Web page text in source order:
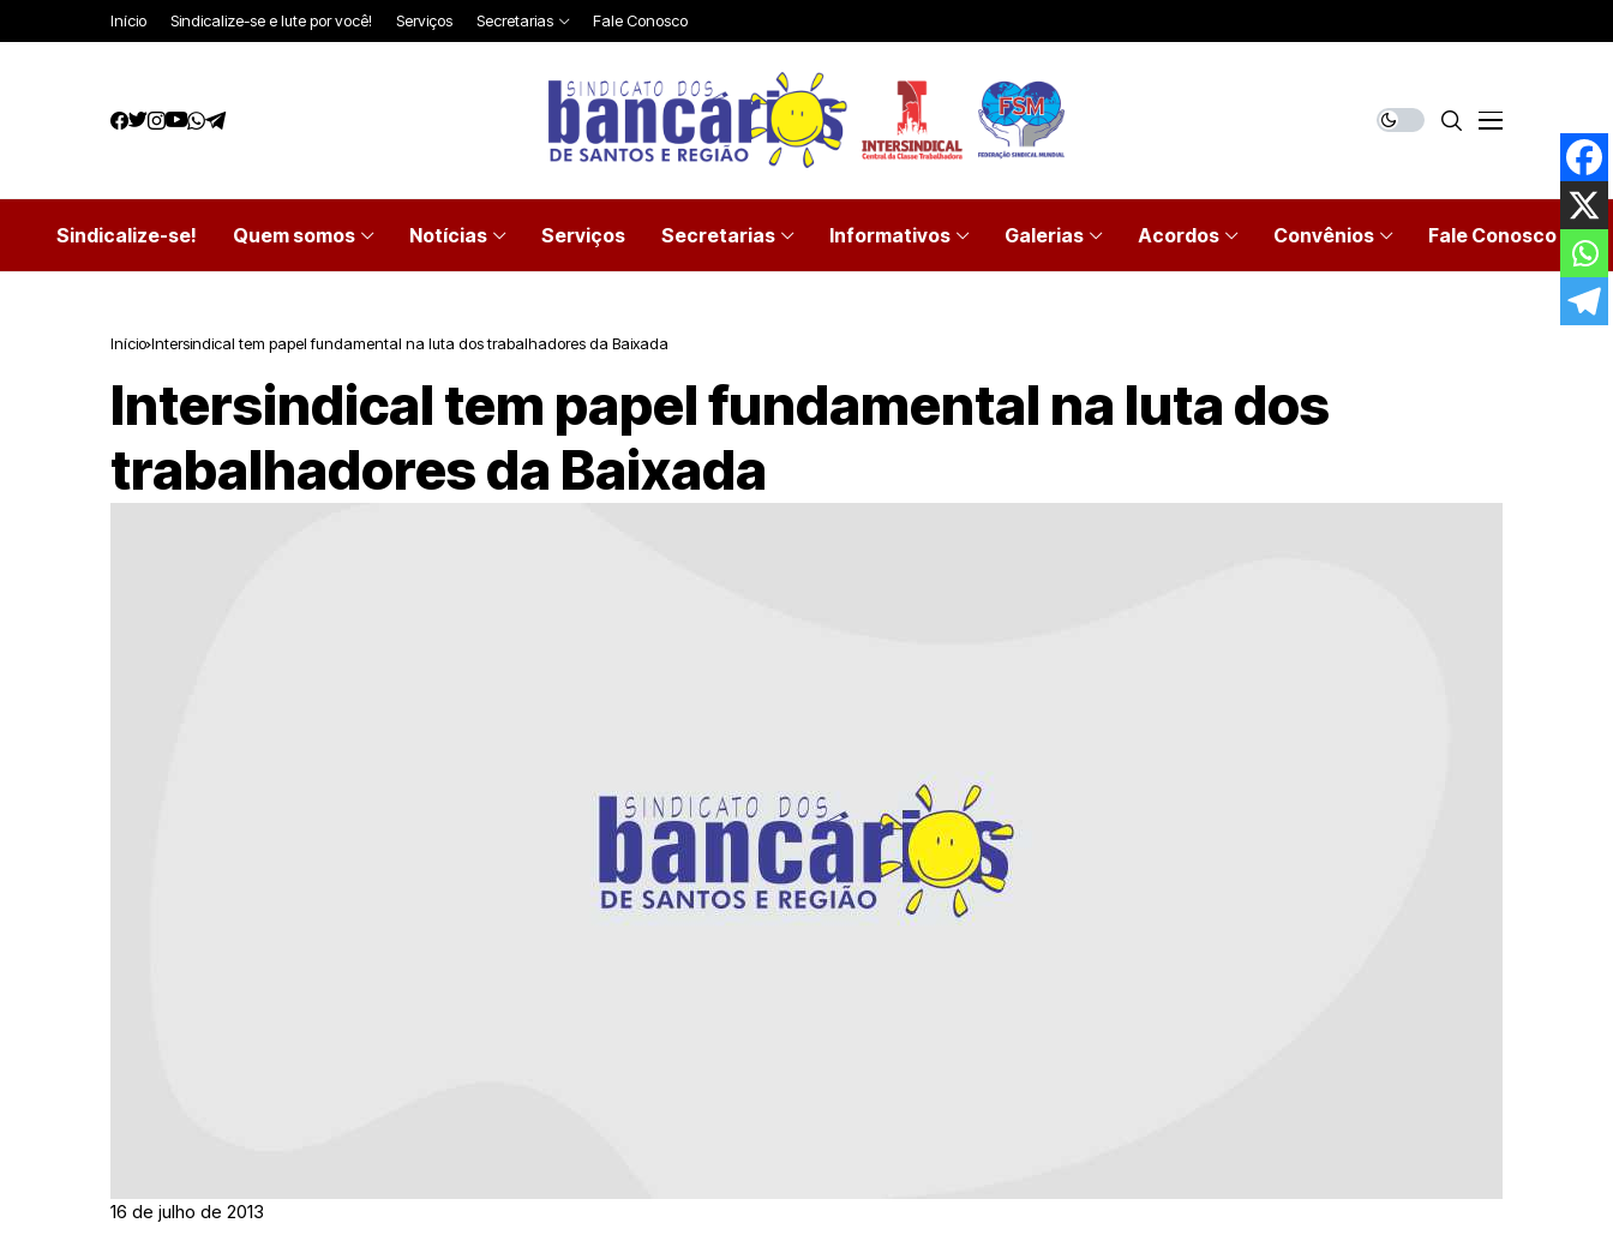
Início Sindicalize-se e lute por você! Serviços Secretarias Fale Conosco
Sindicalize-se! Quem somos Notícias Serviços Secretarias Informativos Galerias Acordos Convênios Fale Conosco
Início Intersindical tem papel fundamental na luta dos trabalhadores da Baixada
Intersindical tem papel fundamental na luta dos
trabalhadores da Baixada
16 de julho de 2013